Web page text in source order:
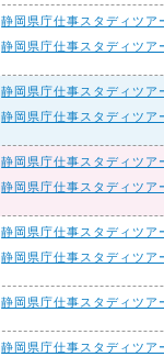
静岡県庁仕事スタディツア
静岡県庁仕事スタディツア
静岡県庁仕事スタディツア
静岡県庁仕事スタディツア
静岡県庁仕事スタディツア
静岡県庁仕事スタディツア
静岡県庁仕事スタディツア
静岡県庁仕事スタディツア
静岡県庁仕事スタディツア
静岡県庁仕事スタディツア